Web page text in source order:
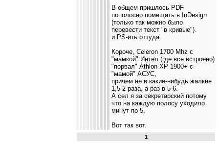
В общем пришлось PDF
пополосно помещать в InDesign
(только так можно было
перевести текст "в кривые").
и PS-ить оттуда.
Короче, Celeron 1700 Mhz с
"мамкой" Интел (где все встроено)
"порвал" Athlon XP 1900+ с
"мамой" АСУС,
причем не в какие-нибудь жалкие
1,5-2 раза, а раз в 5-6.
А сел я за секретарский потому
что на каждую полосу уходило
минут по 5.
Вот так вот.
1